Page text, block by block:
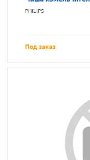
PHILIPS
Под заказ